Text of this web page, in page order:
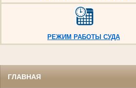
РЕЖИМ РАБОТЫ СУДА
ГЛАВНАЯ